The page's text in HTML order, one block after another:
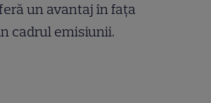
un avantaj în fața
cadrul emisiunii.